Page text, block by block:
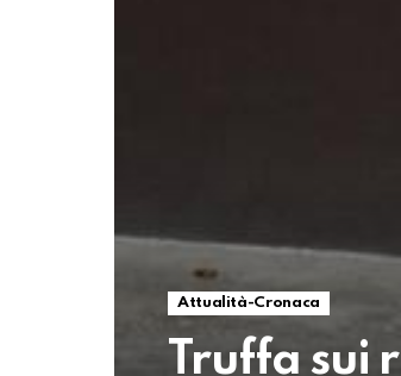
Attualità-Cronaca
Truffa